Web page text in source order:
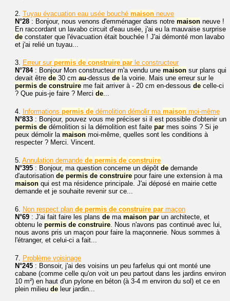
2. Tuyau évacuation eau usée bouché maison neuve
N°28 : Bonjour, nous venons d'emménager dans notre maison neuve !
En raccordant un lavabo circuit d'eau usée, j'ai eu la mauvaise surprise
de constater que l'évacuation était bouchée ! J'ai démonté mon lavabo
et j'ai relié un tuyau...
3. Erreur sur permis de construire par le constructeur
N°784: Bonjour Mon constructeur m'a vendu une maison sur plans qui
devait être de 30 cm au-dessus de la voirie. Mais une erreur sur le
permis de construire me fait arriver à - 20 cm en-dessous de celle-ci
? Que puis-je faire ? Merci de...
4. Informations permis de démolition démolir ma maison moi-même
N°833 : Bonjour, pouvez vous me préciser si il est possible d'obtenir un
permis de démolition si la démolition est faite par mes soins ? Si je
peux démolir la maison moi-même, quelles sont les conditions à
respecter ? Merci. Vincent.
5. Annulation demande de permis de construire
N°395 : Bonjour, ma question concerne un dépôt de demande
d'autorisation de permis de construire pour faire une extension à ma
maison qui est ma résidence principale. J'ai déposé en mairie cette
demande et je souhaite revenir sur ce...
6. Non respect plan de permis de construire par maçon
N°69 : J'ai fait faire les plans de ma maison par un architecte, et
obtenu le permis de construire. Nous n'avons pas continué avec lui,
nous avons pris un maçon pour faire la maçonnerie. Nous sommes à
l'étranger, et celui-ci a fait...
7. Problème voisinage
N°245 : Bonsoir, j'ai des voisins un peu farfelus qui ont monté une
cabane (comme celle qu'on voit un peu partout dans les jardins environ
10 m²) en haut d'un pylone en béton (à 3-4 m environ du sol) et ce en
plein milieu de leur jardin...